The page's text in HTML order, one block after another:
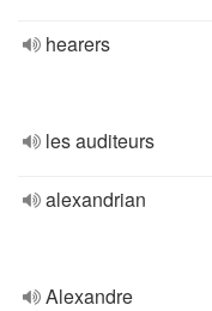
hearers
les auditeurs
alexandrian
Alexandre